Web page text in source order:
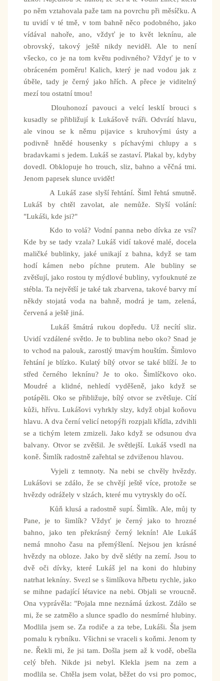
po něm vztahovala paže tam na povrchu při měsíčku. A
tu uvidí v té tmě, v tom bahně něco podobného, jako
vídával nahoře, ano, vždyť je to květ leknínu, ale
obrovský, takový ještě nikdy neviděl. Ale to není
všecko, co je na tom květu podivného? Vždyť je to v
obráceném poměru! Kalich, který je nad vodou jak z
úběle, tady je černý jako hřích. A přece je viditelný
mezí tou ostatní tmou!
Dlouhonozí pavouci a velcí lesklí brouci s
kusadly se přibližují k Lukášově tváři. Odvrátí hlavu,
ale vinou se k němu pijavice s kruhovými ústy a
podivně hnědé housenky s píchavými chlupy a s
bradavkami s jedem. Lukáš se zastaví. Plakal by, kdyby
dovedl. Obklopuje ho trouch, sliz, bahno a věčná tmi.
Jenom paprsek slunce uvidět!
A Lukáš zase slyší řehtání. Šiml řehtá smutně.
Lukáš by chtěl zavolat, ale nemůže. Slyší volání:
"Lukáši, kde jsi?"
Kdo to volá? Vodní panna nebo dívka ze vsí?
Kde by se tady vzala? Lukáš vidí takové malé, docela
maličké bublinky, jaké unikají z bahna, když se tam
hodí kámen nebo píchne prutem. Ale bubliny se
zvětšují, jako rostou ty mýdlové bubliny, vyfouknuté ze
stébla. Ta největší je také tak zbarvena, takové barvy mí
někdy stojatá voda na bahně, modrá je tam, zelená,
červená a ještě jiná.
Lukáš šmátrá rukou dopředu. Už necítí sliz.
Uvidí vzdálené světlo. Je to bublina nebo oko? Snad je
to vchod na palouk, zarostlý tmavým houštím. Šimlovo
řehtání je blízko. Kulatý bílý otvor se také blíží. Je to
střed černého leknínu? Je to oko. Šimlíčkovo oko.
Moudré a klidné, nehledí vyděšeně, jako když se
potápěli. Oko se přibližuje, bílý otvor se zvětšuje. Cítí
kůži, hřívu. Lukášovi vyhrkly slzy, když objal koňovu
hlavu. A dva černí velicí netopýři rozpjali křídla, zdvihli
se a tichým letem zmizeli. Jako když se odsunou dva
balvany. Otvor se zvětšil. Je světlejší. Lukáš vsedl na
koně. Šimlík radostně zařehtal se zdviženou hlavou.
Vyjeli z temnoty. Na nebi se chvěly hvězdy.
Lukášovi se zdálo, že se chvějí ještě více, protože se
hvězdy odrážely v slzách, které mu vytryskly do očí.
Kůň klusá a radostně supí. Šimlík. Ale, můj ty
Pane, je to šimlík? Vždyť je černý jako to hrozné
bahno, jako ten překrásný černý leknín! Ale Lukáš
nemá mnoho času na přemýšlení. Nejsou jen krásné
hvězdy na obloze. Jako by dvě slétly na zemí. Jsou to
dvě oči dívky, které Lukáš jel na koni do hlubiny
natrhat lekníny. Svezl se s šimlíkova hřbetu rychle, jako
se mihne padající létavice na nebi. Objali se vroucně.
Ona vyprávěla: "Pojala mne neznámá úzkost. Zdálo se
mi, že se zatmělo a slunce spadlo do nesmírné hlubiny.
Modlila jsem se. Za rodiče a za tebe, Lukáši. Šla jsem
pomalu k rybníku. Všichni se vraceli s koňmi. Jenom ty
ne. Řekli mi, že jsi tam. Došla jsem až k vodě, obešla
celý břeh. Nikde jsi nebyl. Klekla jsem na zem a
modlila se. Chtěla jsem volat, běžet do vsi pro pomoc,